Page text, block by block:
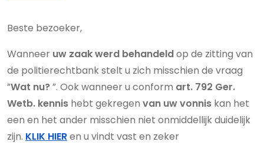
Beste bezoeker,
Wanneer uw zaakwerd behandeldop de zitting van
de politierechtbank stelt u zich misschien de vraag
”Wat nu?”. Ook wanneer u conform art. 792 Ger.
Wetb. kennis hebt gekregen van uw vonnis kan het
een en het ander misschien niet onmiddellijk duidelijk
zijn. KLIK HIERen u vindt vast en zeker